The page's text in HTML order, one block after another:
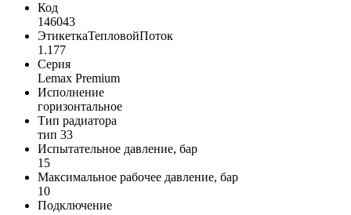
Код
146043
ЭтикеткаТепловойПоток
1.177
Серия
Lemax Premium
Исполнение
горизонтальное
Тип радиатора
тип 33
Испытательное давление, бар
15
Максимальное рабочее давление, бар
10
Подключение